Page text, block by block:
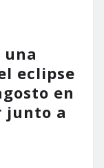
eclipse
en
junto a